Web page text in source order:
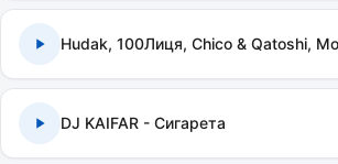
DJ KAIFAR - Сигарета